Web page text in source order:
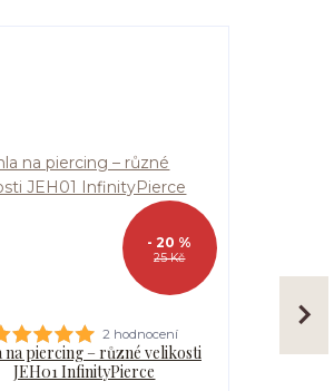
25 Kč
- 20 %
2 hodnocení
na piercing – různé velikosti
JEH01 InfinityPierce